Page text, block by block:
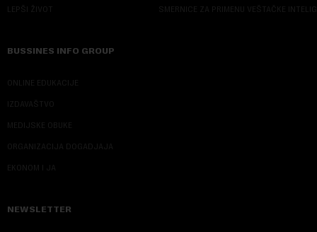
LEPŠI ŽIVOT SMERNICE ZA PRIMENU VEŠTAČKE
BUSSINES INFO GROUP
ONLINE EDUKACIJE
IZDAVAŠTVO
MEDIJSKE OBUKE
ORGANIZACIJA DOGADJAJA
EKONOM I JA
NEWSLETTER